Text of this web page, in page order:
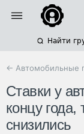
Найти
← Автомобильные
Ставки у
концу года,
снизились